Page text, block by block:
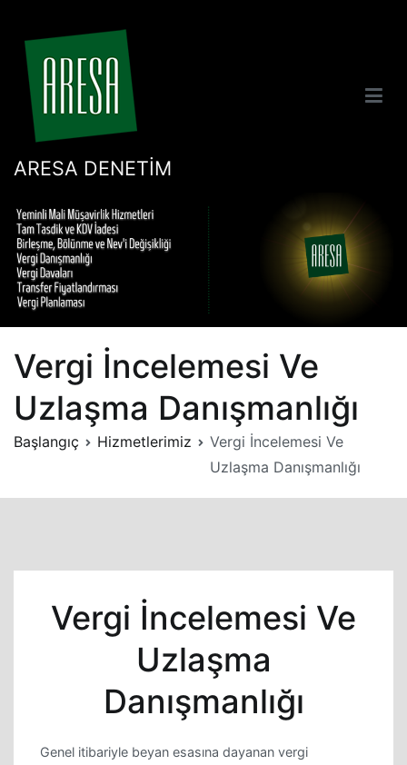
ARESA DENETİM
Vergi İncelemesi Ve
Uzlaşma Danışmanlığı
Başlangıç Hizmetlerimiz
Vergi İncelemesi Ve
Uzlaşma Danışmanlığı
Vergi İncelemesi Ve
Uzlaşma
Danışmanlığı
Genel itibariyle beyan esasına dayanan vergi